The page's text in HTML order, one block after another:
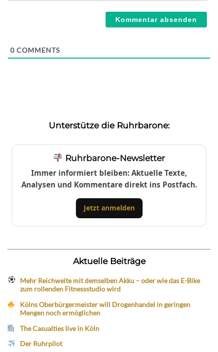
0 COMMENTS
Unterstütze die Ruhrbarone:
Ruhrbarone-Newsletter
Immer informiert bleiben: Aktuelle Texte,
Analysen und Kommentare direkt ins Postfach.
Jetzt anmelden
Aktuelle Beiträge
Mehr Reichweite mit demselben Akku – oder wie das E-Bike
zum rollenden Fitnessstudio wird
Kölns Oberbürgermeister will Drogenhandel in geringen
Mengen noch ermöglichen
The Casualties live in Köln
Der Ruhrpilot